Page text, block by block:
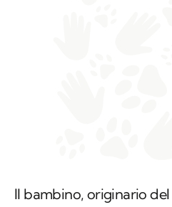
Il bambino, originario